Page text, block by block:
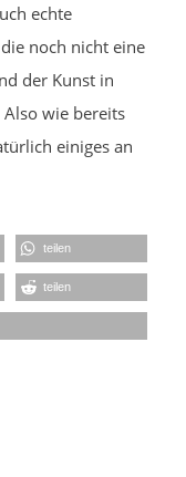
echte
noch nicht eine
der Kunst in
Also wie bereits
einiges an
teilen
teilen